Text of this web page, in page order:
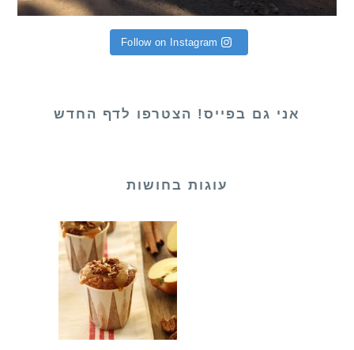
Follow on Instagram
אני גם בפייס! הצטרפו לדף החדש
עוגות בחושות